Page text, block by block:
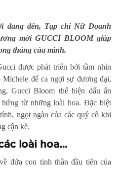
đang đến, Tạp chí Nữ Doanh
mới GUCCI BLOOM giúp
tháng của mình.
được phát triển bởi tầm nhìn
Michele để ca ngợi sự đương đại,
Gucci Bloom thể hiện dấu ấn
từ những loài hoa. Đặc biệt
ngọt ngào của các quý cô khi
cận kề.
loài hoa…
đứa con tinh thần đầu tiên của